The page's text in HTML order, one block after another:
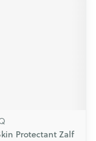
Protectant Zalf